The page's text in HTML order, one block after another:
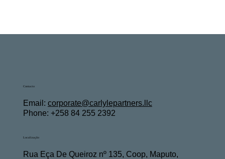
Contacto
Email: corporate@carlylepartners.llc
Phone: +258 84 255 2392
Localização
Rua Eça De Queiroz nº 135, Coop, Maputo,